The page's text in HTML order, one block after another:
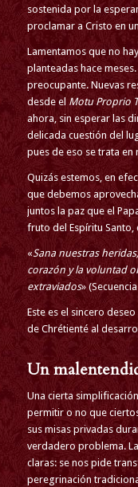
sostenida por la
proclamar a Cristo en
Lamentamos que no
planteadas hace
preocupante. Nuevas
desde el Motu Proprio
ahora, sin esperar las
delicada cuestión del
pues de eso se trata en
Quizás estemos, en
que debemos
juntos la paz que el
fruto del Espíritu
«Sana nuestras
corazón y la voluntad
extraviados»
Este es el sincero
de Chrétienté al
Un
Una cierta
permitir o no que
sus misas privadas
verdadero problema.
claras: se nos pide
peregrinación